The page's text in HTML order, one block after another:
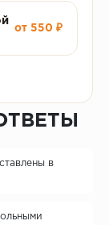
от 550 ₽
в